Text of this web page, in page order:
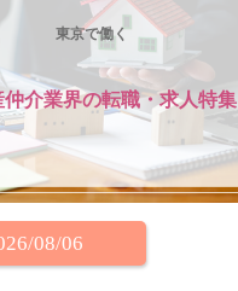
東京で働く
仲介業界の転職・求人特集
08/06